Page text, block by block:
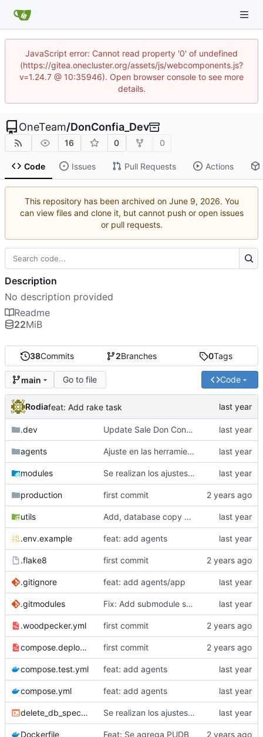
JavaScript error: Cannot read property '0' of undefined
(https://gitea.onecluster.org/assets/js/webcomponents.js?
v=1.24.7 @ 10:35946). Open browser console to see more
details.
OneTeam/DonConfia_Dev
16 0 0
Code Issues Pull Requests Actions
This repository has been archived on
. You
can view files and clone it, but cannot push or open issues
or pull requests.
38Commits 2Branches 0Tags
main Go to file Code
Rodiafeat: Add rake task
.dev Update Sale Don Confiao
agents Ajuste en las herramientas
modules Se realizan los ajustes para la actualizacion del repo DonConfia_Dev
production first commit
utils Add, database copy and utils
.env.example feat: add agents
.flake8 first commit
.gitignore feat: add agents/app
.gitmodules Fix: Add submodule sale_order
.woodpecker.yml first commit
compose.deploy.yml first commit
compose.test.yml feat: add agents
compose.yml feat: add agents
delete_db_speco.sh Se realizan los ajustes para la actualizacion del repo DonConfia_Dev
Dockerfile Feat: Se agrega PUDB
Description
No description provided
Readme
22MiB